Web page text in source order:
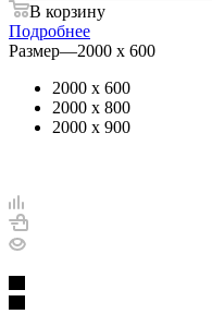
В корзину
Подробнее
Размер—2000 х 600
2000 х 600
2000 х 800
2000 х 900